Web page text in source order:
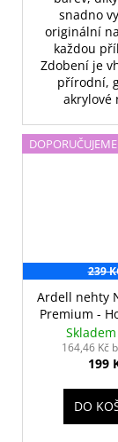
snadno
originální
každou
Zdobení je
přírodní,
akrylové
DOPORUČUJEME
239
Ardell nehty
Premium -
Skladem
164,46 Kč
199
DO